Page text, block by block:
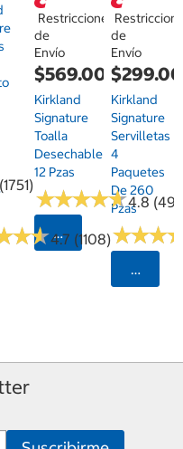
★★
★★4.7 (1108)
Restricciones
de
Envío
$569.00
Kirkland
Signature
Toalla
Desechable
12 Pzas
★★★★★
★★★★★4.8
Seleccionar
de
Envío
$299.00
Kirkland
Signature
Servilletas
4
Paquetes
De 260
Pzas
★★★
★★★